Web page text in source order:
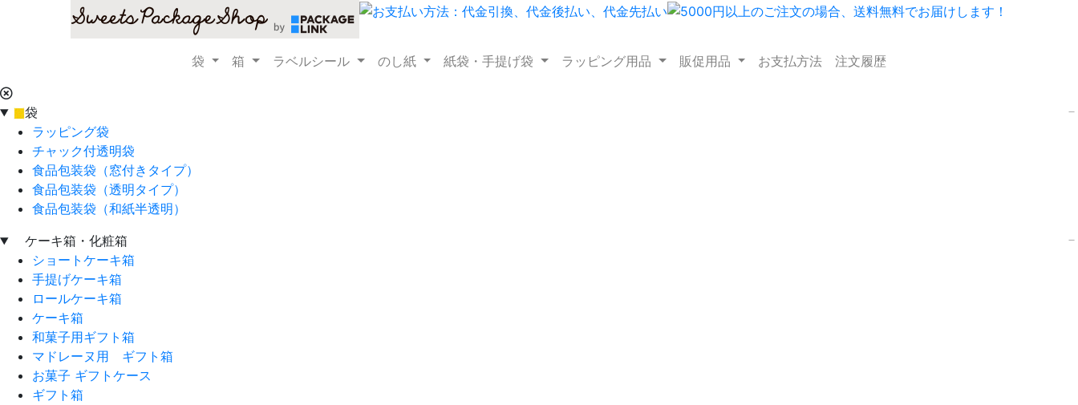
袋 箱 ラベルシール のし紙 紙袋・手提げ袋 ラッピング用品 販促用品 お支払方法 注文履歴
袋
ラッピング袋
チャック付透明袋
食品包装袋（窓付きタイプ）
食品包装袋（透明タイプ）
食品包装袋（和紙半透明）
ケーキ箱・化粧箱
ショートケーキ箱
手提げケーキ箱
ロールケーキ箱
ケーキ箱
和菓子用ギフト箱
マドレーヌ用 ギフト箱
お菓子 ギフトケース
ギフト箱